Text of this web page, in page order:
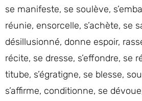
se manifeste, se soulève,
réunie, ensorcelle, s’achète, se
désillusionné, donne espoir,
récite, se dresse, s’effondre, se
titube, s’égratigne, se blesse,
s’affirme, conditionne, se